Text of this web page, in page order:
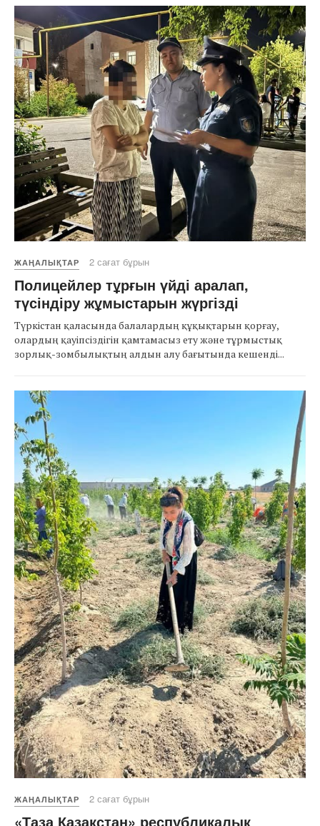
ЖАҢАЛЫҚТАР 2 сағат бұрын
Полицейлер тұрғын үйді аралап,
түсіндіру жұмыстарын жүргізді
Түркістан қаласында балалардың құқықтарын қорғау,
олардың қауіпсіздігін қамтамасыз ету және тұрмыстық
зорлық-зомбылықтың алдын алу бағытында кешенді...
ЖАҢАЛЫҚТАР 2 сағат бұрын
«Таза Қазақстан» республикалық